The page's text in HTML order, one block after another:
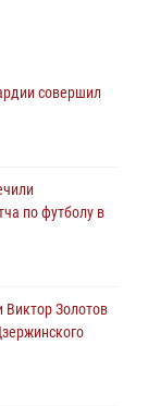
почтили
от
совершил
по футболу в
Виктор Золотов